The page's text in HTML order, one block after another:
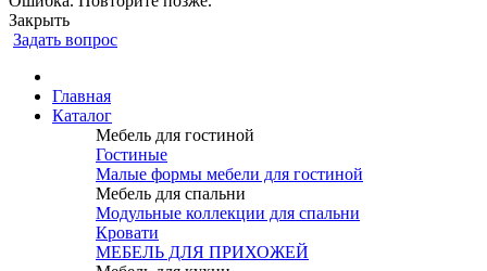
Закрыть
Задать вопрос
Главная
Каталог
Мебель для гостиной
Гостиные
Малые формы мебели для гостиной
Мебель для спальни
Модульные коллекции для спальни
Кровати
МЕБЕЛЬ ДЛЯ ПРИХОЖЕЙ